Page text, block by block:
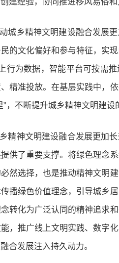
城乡精神文明建设融合发展
的文化偏好和参与特征，实现
行为数据，智能平台可按需
精准投放。在基层实践中，依
，不断提升城乡精神文明建设
精神文明建设融合发展更加
供了重要支撑。将绿色理念
然选择，也是推动精神文明
播绿色价值理念，引导城乡
转化为广泛认同的精神追求和
，推广线上文明实践、数字化
合发展注入持久动力。